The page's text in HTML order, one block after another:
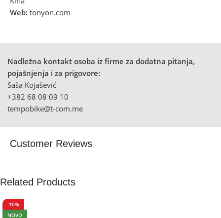
Web: tonyon.com
Nadležna kontakt osoba iz firme za dodatna pitanja,
pojašnjenja i za prigovore:
Saša Kojašević
+382 68 08 09 10
tempobike@t-com.me
Customer Reviews
Related Products
-10%
NOVO